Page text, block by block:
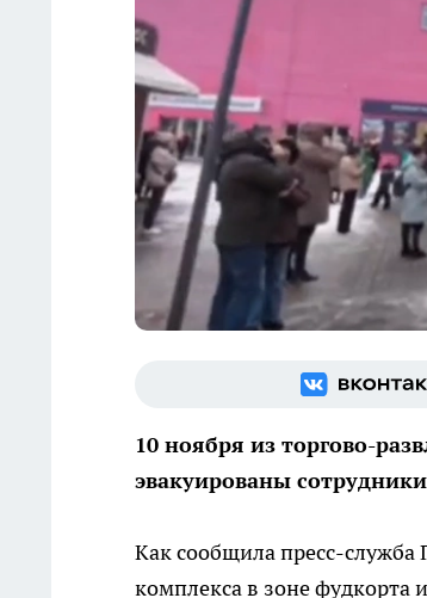
10 ноября из торгово-
эвакуированы
Как сообщила пресс-служба
комплекса в зоне фудкорта